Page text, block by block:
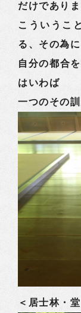
だけでありま
こういうこ
る、その為に
自分の都合
はいわば
一つのその
＜居士林・